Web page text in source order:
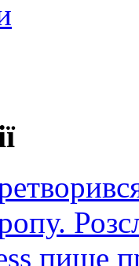
пише